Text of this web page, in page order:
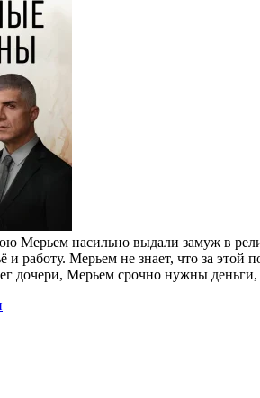
Мерьем насильно выдали замуж в
и работу. Мерьем не знает, что за
дочери, Мерьем срочно нужны